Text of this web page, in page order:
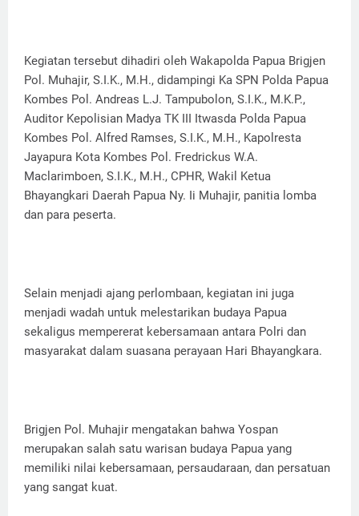
Kegiatan tersebut dihadiri oleh Wakapolda Papua Brigjen
Pol. Muhajir, S.I.K., M.H., didampingi Ka SPN Polda Papua
Kombes Pol. Andreas L.J. Tampubolon, S.I.K., M.K.P.,
Auditor Kepolisian Madya TK III Itwasda Polda Papua
Kombes Pol. Alfred Ramses, S.I.K., M.H., Kapolresta
Jayapura Kota Kombes Pol. Fredrickus W.A.
Maclarimboen, S.I.K., M.H., CPHR, Wakil Ketua
Bhayangkari Daerah Papua Ny. Ii Muhajir, panitia lomba
dan para peserta.
Selain menjadi ajang perlombaan, kegiatan ini juga
menjadi wadah untuk melestarikan budaya Papua
sekaligus mempererat kebersamaan antara Polri dan
masyarakat dalam suasana perayaan Hari Bhayangkara.
Brigjen Pol. Muhajir mengatakan bahwa Yospan
merupakan salah satu warisan budaya Papua yang
memiliki nilai kebersamaan, persaudaraan, dan persatuan
yang sangat kuat.